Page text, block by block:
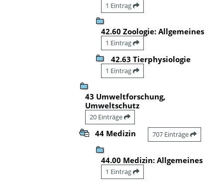
1 Eintrag
42.60 Zoologie: Allgemeines
1 Eintrag
42.63 Tierphysiologie
1 Eintrag
43 Umweltforschung,
Umweltschutz
20 Einträge
44 Medizin 707 Einträge
44.00 Medizin: Allgemeines
1 Eintrag